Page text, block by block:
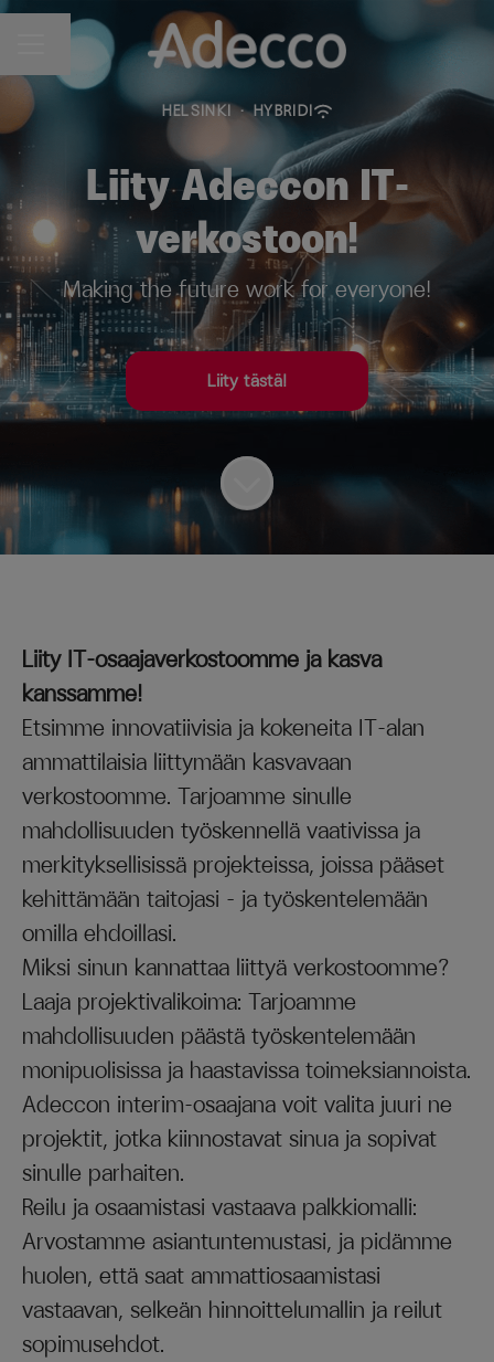
Vaihda kieli
HELSINKI · HYBRIDI
Liity Adeccon IT-
verkostoon!
Making the future work for everyone!
Liity tästä!
Liity IT-osaajaverkostoomme ja kasva
kanssamme!
Etsimme innovatiivisia ja kokeneita IT-alan
ammattilaisia liittymään kasvavaan
verkostoomme. Tarjoamme sinulle
mahdollisuuden työskennellä vaativissa ja
merkityksellisissä projekteissa, joissa pääset
kehittämään taitojasi – ja työskentelemään
omilla ehdoillasi.
Miksi sinun kannattaa liittyä verkostoomme?
Laaja projektivalikoima: Tarjoamme
mahdollisuuden päästä työskentelemään
monipuolisissa ja haastavissa toimeksiannoista.
Adeccon interim-osaajana voit valita juuri ne
projektit, jotka kiinnostavat sinua ja sopivat
sinulle parhaiten.
Reilu ja osaamistasi vastaava palkkiomalli:
Arvostamme asiantuntemustasi, ja pidämme
huolen, että saat ammattiosaamistasi
vastaavan, selkeän hinnoittelumallin ja reilut
sopimusehdot.